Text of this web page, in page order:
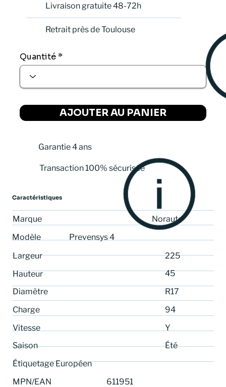
611951
MPN/EAN
Étiquetage Européen
Été
Saison
Y
Vitesse
94
Charge
R17
Diamètre
45
Hauteur
225
Largeur
Modèle
Norauto
Marque
Prevensys 4
Caractéristiques
Livraison gratuite 48-72h
Retrait près de Toulouse
Quantité
AJOUTER AU PANIER
Garantie 4 ans
Transaction 100% sécurisée